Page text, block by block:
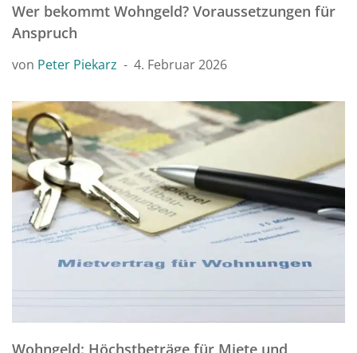
Wer bekommt Wohngeld? Voraussetzungen für
Anspruch
von Peter Piekarz 4. Februar 2026